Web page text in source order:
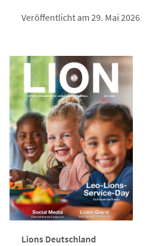
Veröffentlicht am 29. Mai 2026
Lions Deutschland